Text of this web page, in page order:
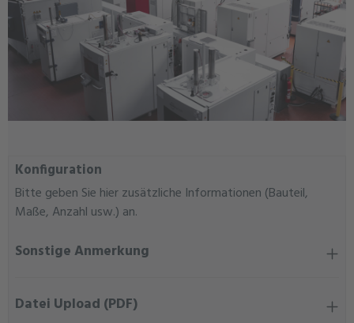
Konfiguration
Bitte geben Sie hier zusätzliche Informationen (Bauteil,
Maße, Anzahl usw.) an.
Sonstige Anmerkung
Datei Upload (PDF)